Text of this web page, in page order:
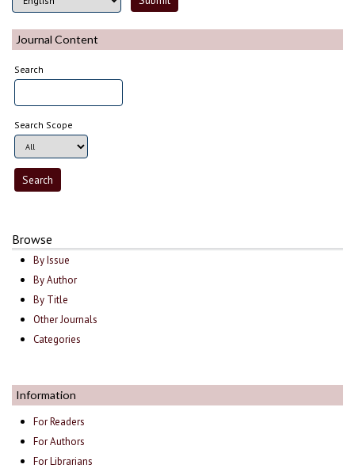
Journal Content
Search
Search Scope
Browse
By Issue
By Author
By Title
Other Journals
Categories
Information
For Readers
For Authors
For Librarians